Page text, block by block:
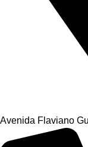
Avenida Flaviano